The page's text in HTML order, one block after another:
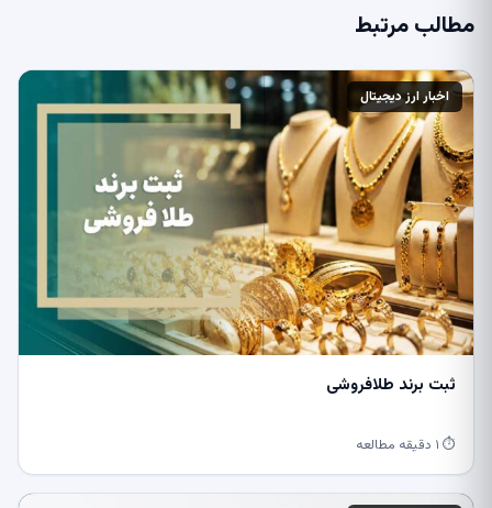
مطالب مرتبط
اخبار ارز دیجیتال
ثبت برند طلافروشی
⏱ ۱ دقیقه مطالعه